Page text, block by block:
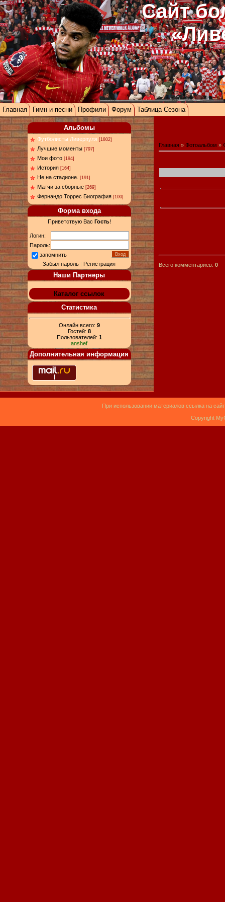
Сайт
Главная Гимн и песни Профили Форум Таблица Сезона
Альбомы
Футболисты Ливерпуля [1802]
Лучшие моменты [797]
Мои фото [194]
История [164]
Не на стадионе. [191]
Матчи за сборные [269]
Фернандо Торрес Биография [100]
Форма входа
Приветствую Вас Гость!
Логин:
Пароль:
запомнить
Забыл пароль |Регистрация
Наши Партнеры
Каталог ссылок
Статистика
Онлайн всего: 9
Гостей: 8
Пользователей: 1
anshef
Дополнительная информация
Главная » Фотоальбом »
Всего комментариев: 0
При использовании материалов ссылка на
Copyright